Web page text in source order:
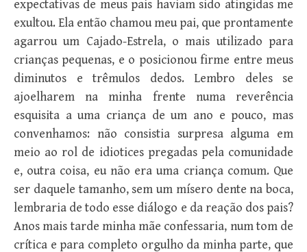
expectativas de meus pais haviam sido atingidas me
exultou. Ela então chamou meu pai, que prontamente
agarrou um Cajado-Estrela, o mais utilizado para
crianças pequenas, e o posicionou firme entre meus
diminutos e trêmulos dedos. Lembro deles se
ajoelharem na minha frente numa reverência
esquisita a uma criança de um ano e pouco, mas
convenhamos: não consistia surpresa alguma em
meio ao rol de idiotices pregadas pela comunidade
e, outra coisa, eu não era uma criança comum. Que
ser daquele tamanho, sem um mísero dente na boca,
lembraria de todo esse diálogo e da reação dos pais?
Anos mais tarde minha mãe confessaria, num tom de
crítica e para completo orgulho da minha parte, que